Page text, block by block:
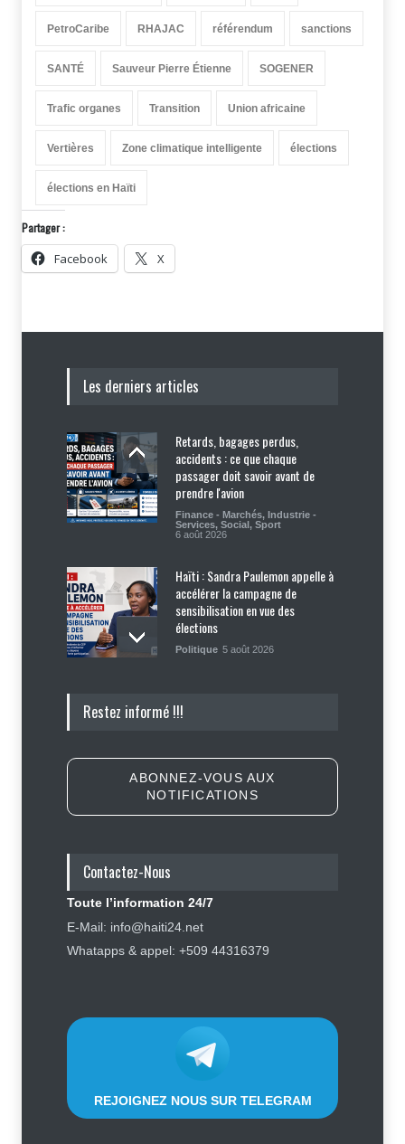
PetroCaribe RHAJAC référendum sanctions
SANTÉ Sauveur Pierre Étienne SOGENER
Trafic organes Transition Union africaine
Vertières Zone climatique intelligente élections
élections en Haïti
Partager :
Facebook X
Les derniers articles
Retards, bagages perdus,
accidents : ce que chaque
passager doit savoir avant de
prendre l'avion
Finance - Marchés, Industrie -
Services, Social, Sport
6 août 2026
Haïti : Sandra Paulemon appelle à
accélérer la campagne de
sensibilisation en vue des
élections
Politique 5 août 2026
gouvernement resserre son
Symbole d’échec politique, Youri
Affaire Jovenel Moïse : peur
d’affronter la justice, Jean Monard
Restez informé !!!
ABONNEZ-VOUS AUX
NOTIFICATIONS
Contactez-Nous
Toute l’information 24/7
E-Mail: info@haiti24.net
Whatapps & appel: +509 44316379
REJOIGNEZ NOUS SUR TELEGRAM